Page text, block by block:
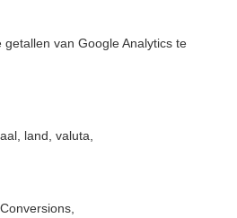
getallen van Google Analytics te
land, valuta,